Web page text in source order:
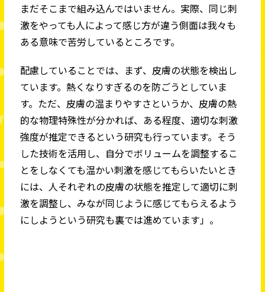
まだそこまで組み込んではいません。実際、同じ刺
激をやっても人によって感じ方が違う側面は我々も
ある意味で苦労しているところです。
配慮していることでは、まず、皮膚の状態を検出し
ています。熱くなりすぎるのを防ごうとしていま
す。ただ、皮膚の温まりやすさというか、皮膚の熱
的な物理特殊性が分かれば、ある程度、適切な刺激
強度が推定できるという研究も行っています。そう
した技術を活用し、自分でボリュームを調整するこ
とをしなくても温かい刺激を感じてもらいたいとき
には、人それぞれの皮膚の状態を推定して適切に刺
激を調整し、みなが同じように感じてもらえるよう
にしようという研究も裏では進めています」。